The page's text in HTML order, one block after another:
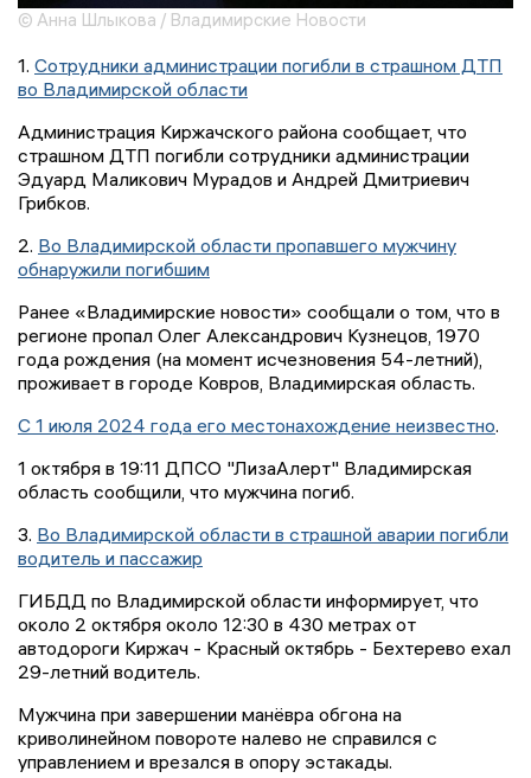
© Анна Шлыкова / Владимирские Новости
1. Сотрудники администрации погибли в страшном ДТП
во Владимирской области
Администрация Киржачского района сообщает, что
страшном ДТП погибли сотрудники администрации
Эдуард Маликович Мурадов и Андрей Дмитриевич
Грибков.
2. Во Владимирской области пропавшего мужчину
обнаружили погибшим
Ранее «Владимирские новости» сообщали о том, что в
регионе пропал Олег Александрович Кузнецов, 1970
года рождения (на момент исчезновения 54-летний),
проживает в городе Ковров, Владимирская область.
С 1 июля 2024 года его местонахождение неизвестно.
1 октября в 19:11 ДПСО "ЛизаАлерт" Владимирская
область сообщили, что мужчина погиб.
3. Во Владимирской области в страшной аварии погибли
водитель и пассажир
ГИБДД по Владимирской области информирует, что
около 2 октября около 12:30 в 430 метрах от
автодороги Киржач - Красный октябрь - Бехтерево ехал
29-летний водитель.
Мужчина при завершении манёвра обгона на
криволинейном повороте налево не справился с
управлением и врезался в опору эстакады.